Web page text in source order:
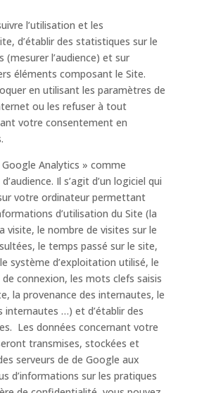
l’utilisation et les
d’établir des statistiques sur le
(mesurer l’audience) et sur
éléments composant le Site.
en utilisant les paramètres de
ou les refuser à tout
votre consentement en
Analytics » comme
Il s’agit d’un logiciel qui
votre ordinateur permettant
d’utilisation du Site (la
visite, le nombre de visites sur le
le temps passé sur le site,
système d’exploitation utilisé, le
connexion, les mots clefs saisis
la provenance des internautes, le
…) et d’établir des
Les données concernant votre
transmises, stockées et
serveurs de de Google aux
d’informations sur les pratiques